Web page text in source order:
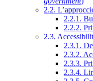
2.2.
2.2.1.
2.2.2.
2.3.
2.3.1.
2.3.2.
2.3.3.
2.3.4.